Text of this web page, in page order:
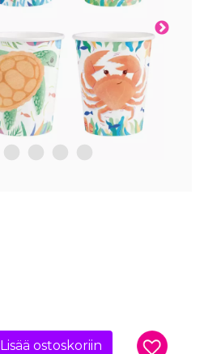
3 4 5 6
Lisää ostoskoriin